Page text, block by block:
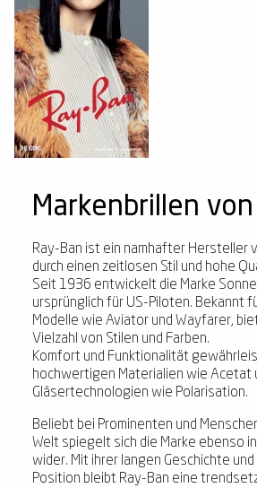
Markenbrillen
Ray-Ban ist ein namhafter Hersteller
durch einen zeitlosen Stil und hohe
Seit 1936 entwickelt die Marke
ursprünglich für US-Piloten. Bekannt
Modelle wie Aviator und Wayfarer,
Vielzahl von Stilen und Farben.
Komfort und Funktionalität
hochwertigen Materialien wie Acetat
Gläsertechnologien wie Polarisation.
Beliebt bei Prominenten und
Welt spiegelt sich die Marke ebenso
wider. Mit ihrer langen Geschichte
Position bleibt Ray-Ban eine